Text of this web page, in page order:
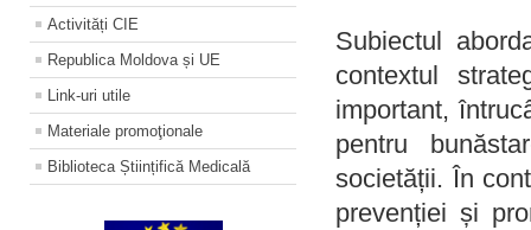
Activități CIE
Republica Moldova și UE
Link-uri utile
Materiale promoţionale
Biblioteca Științifică Medicală
Subiectul
contextul
important,
pentru
societății. În
prevenției și